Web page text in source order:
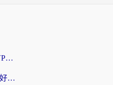
海外党选回国加速器：MalusVPN好用吗？和快帆VPN哪个好？附真实对比与避坑指南
海外党必看：迅游和雷霆哪个好？3分钟教你选对回国加速器，无缝刷国内剧玩手游